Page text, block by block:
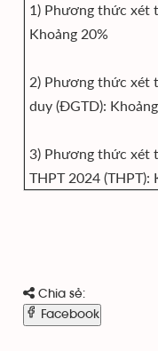
1) Phương thức xét
Khoảng 20%
2) Phương thức xét
duy (ĐGTD):
3) Phương thức xét
THPT 2024 (THPT):
Chia sẻ:
Facebook